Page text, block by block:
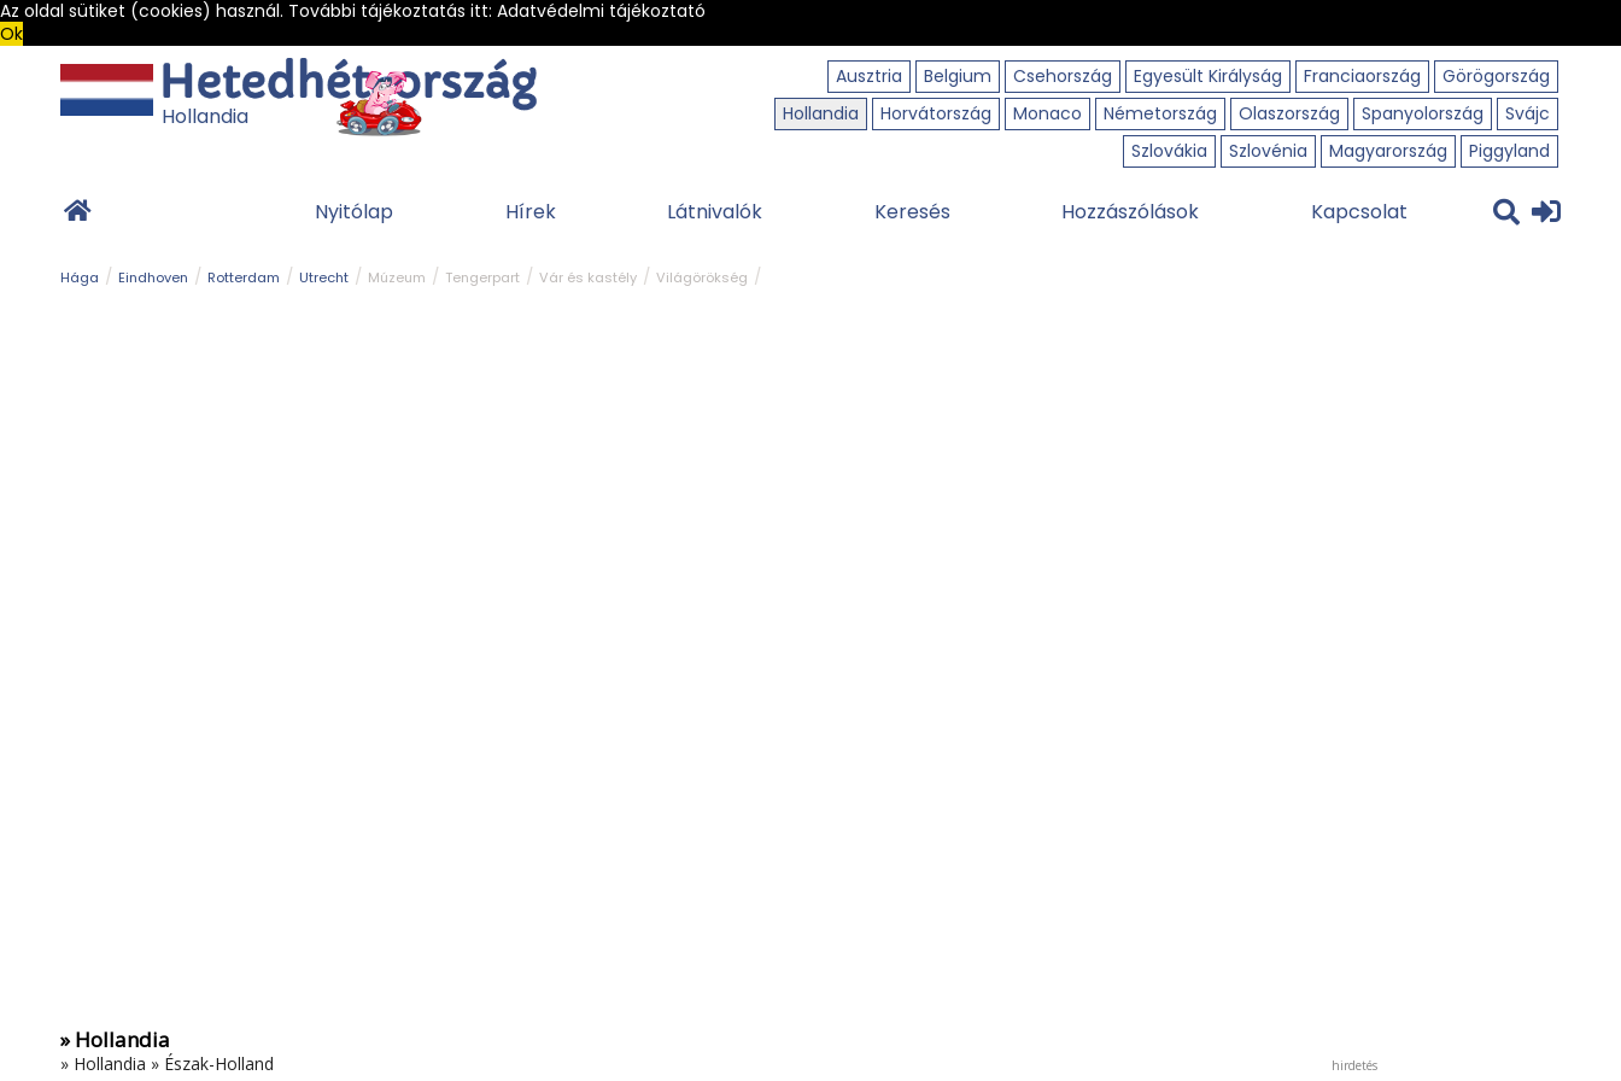
Az oldal sütiket (cookies) használ. További tájékoztatás itt: Adatvédelmi tájékoztató
Ok
Ausztria
Belgium Csehország Egyesült Királyság Franciaország
Görögország
Hollandia
Horvátország Monaco Németország Olaszország Spanyolország
Svájc
Szlovákia
Szlovénia Magyarország Piggyland
Hollandia
Nyitólap Hírek Látnivalók Keresés Hozzászólások Kapcsolat
Hága Eindhoven Rotterdam Utrecht Múzeum Tengerpart Vár és kastély Világörökség
» Hollandia
» Hollandia » Észak-Holland hirdetés